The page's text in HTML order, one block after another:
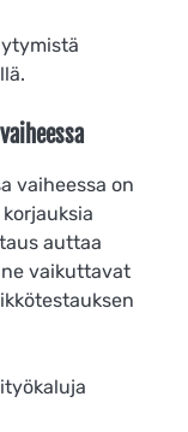
vaiheessa on
auttaa
vaikuttavat